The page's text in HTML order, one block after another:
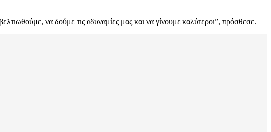
να δούμε τις αδυναμίες μας και να γίνουμε καλύτεροι”, πρόσθεσε.